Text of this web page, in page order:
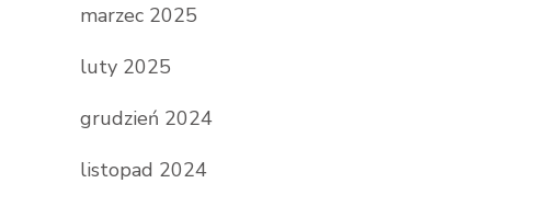
marzec 2025
luty 2025
grudzień 2024
listopad 2024